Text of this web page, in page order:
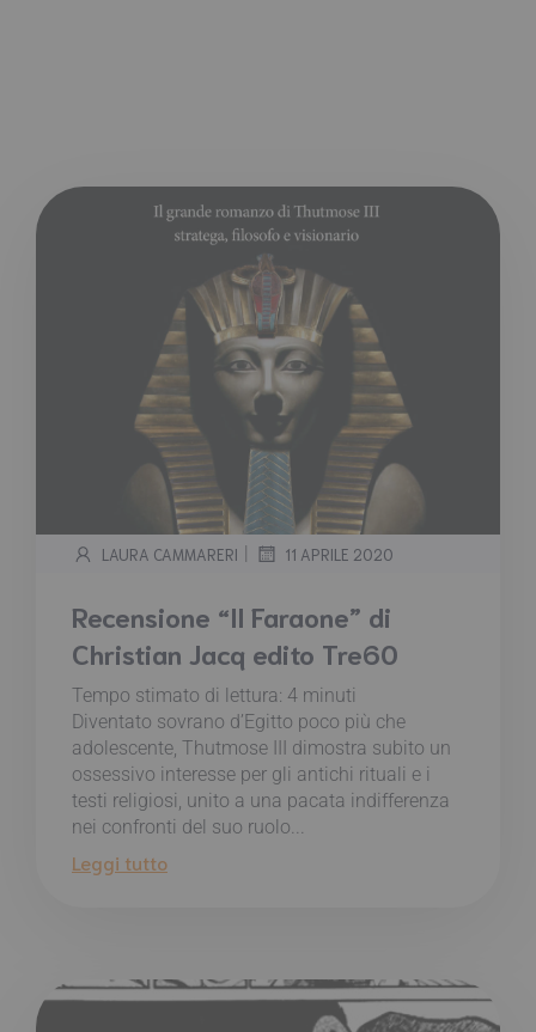
LAURA CAMMARERI | 11 APRILE 2020
Recensione “Il Faraone” di
Christian Jacq edito Tre60
Tempo stimato di lettura: 4 minuti
Diventato sovrano d’Egitto poco più che
adolescente, Thutmose III dimostra subito un
ossessivo interesse per gli antichi rituali e i
testi religiosi, unito a una pacata indifferenza
nei confronti del suo ruolo...
Leggi tutto